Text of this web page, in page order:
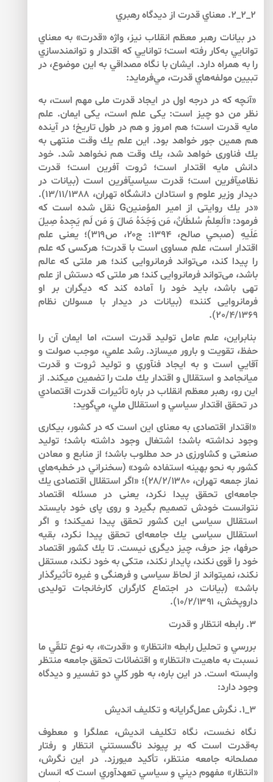
۲_۲_۲. معناي قدرت از ديدگاه رهبري
در بيانات رهبر معظم انقلاب نيز، واژه «قدرت» به ‌معناي
توانايي به‌كار رفته است؛ توانايي كه اقتدار و توانمندسازي
را به ‌همراه دارد. ايشان با نگاه مصداقي به‌ اين موضوع، در
تبيين مولفه‏‌هاي قدرت، مي‌فرمايد:
«آنچه كه در درجه‏ اول در ايجاد قدرت ملى مهم است، به‌
نظر من دو چيز است: يكى علم است، يكى ايمان. علم
مايه‏ قدرت است؛ هم امروز و هم در طول تاريخ؛ در آينده
هم همين جور خواهد بود. اين علم يك وقت منتهى به‌
يك فناورى خواهد شد، يك وقت هم نخواهد شد. خود
دانش مايه‏ اقتدار است؛ ثروت آفرين است؛ قدرت
نظامي‏آفرين است؛ قدرت سياسي‏آفرين است (بيانات در
ديدار وزير علوم و استادان دانشگاه تهران، 13/11/1388).
«در يك روايتى از امير المؤمنينG نقل شده است كه
فرمود: «اَلعِلمُ سُلطَانٌ، مَن وَجَدَهُ صَالَ وَ مَن لَم يَجِدهُ صِيلَ
عَلَيهِ (صبحي صالح، 1394: ج۲۰، ص۳۱۹)؛ يعنى علم
اقتدار است، علم مساوى است با قدرت؛ هركسى كه علم
را پيدا كند، مى‌تواند فرمانروايى كند؛ هر ملتى كه عالم
باشد، مى‌تواند فرمانروايى كند؛ هر ملتى كه دستش از علم
تهى باشد، بايد خود را آماده كند كه ديگران بر او
فرمانروايى كنند» (بيانات در ديدار با مسولان نظام
20/4/1369).
بنابراين، علم عامل توليد قدرت است، اما ايمان آن را
حفظ، تقويت و بارور مي‏سازد. رشد علمي، موجب صولت و
آقايي است و به ‌ايجاد فن‏آوري و توليد ثروت و قدرت
مي‏انجامد و استقلال و اقتدار يك ملت را تضمين مي‏كند. از
اين رو، رهبر معظم انقلاب در باره تأثيرات قدرت اقتصادي
در تحقق اقتدار سياسي و استقلال ملي، مي‌گويد:
«اقتدار اقتصادى به ‏معناى اين است كه در كشور، بيكارى
وجود نداشته باشد؛ اشتغال وجود داشته باشد؛ توليد
صنعتى و كشاورزى در حد مطلوب باشد؛ از منابع و معادن
كشور به ‌نحو بهينه استفاده شود» (سخنراني در خطبه‌هاي
نماز جمعه تهران، ۲۸/۲/۱۳۸۰)؛ «اگر استقلال اقتصادى يك
جامعه‌اى تحقق پيدا نكرد، يعنى در مسئله اقتصاد
نتوانست خودش تصميم بگيرد و روى پاى خود بايستد
استقلال سياسى اين كشور تحقق پيدا نمي‏كند؛ و اگر
استقلال سياسى يك جامعه‌اى تحقق پيدا نكرد، بقيه
حرف‏ها، جز حرف، چيز ديگرى نيست. تا يك كشور اقتصاد
خود را قوى نكند، پايدار نكند، متكى به ‌خود نكند، مستقل
نكند، نمي‏تواند از لحاظ سياسى و فرهنگى و غيره تأثيرگذار
باشد» (بيانات در اجتماع كارگران كارخانجات توليدى
داروپخش، ۱۰/۲/۱۳۹۱).
۳. رابطه انتظار و قدرت
بررسي و تحليل رابطه «انتظار» و «قدرت»، به ‌نوع تلقّي ما
نسبت به ‌ماهيت «انتظار» و اقتضائات تحقق جامعه منتظر
وابسته است. در اين باره، به‌ طور كلي دو تفسير و ديدگاه
وجود دارد:
۳_۱. نگرش عمل‌گرايانه و تكليف انديش
نگاه نخست، نگاه تكليف انديش، عمل‏گرا و معطوف
به‌قدرت است كه بر پيوند ناگسستني انتظار و رفتار
مصلحانه جامعه منتظر، تأكيد مي‏ورزد. در اين نگرش،
«انتظار» مفهوم ديني و سياسي تعهدآوري است كه انسان